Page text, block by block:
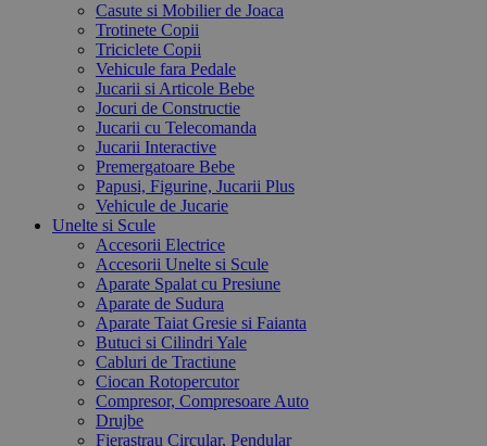
Casute si Mobilier de Joaca
Trotinete Copii
Triciclete Copii
Vehicule fara Pedale
Jucarii si Articole Bebe
Jocuri de Constructie
Jucarii cu Telecomanda
Jucarii Interactive
Premergatoare Bebe
Papusi, Figurine, Jucarii Plus
Vehicule de Jucarie
Unelte si Scule
Accesorii Electrice
Accesorii Unelte si Scule
Aparate Spalat cu Presiune
Aparate de Sudura
Aparate Taiat Gresie si Faianta
Butuci si Cilindri Yale
Cabluri de Tractiune
Ciocan Rotopercutor
Compresor, Compresoare Auto
Drujbe
Fierastrau Circular, Pendular